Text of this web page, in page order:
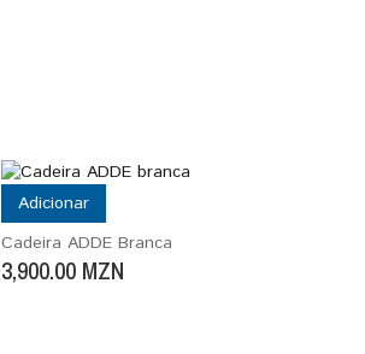
Adicionar
Cadeira ADDE Branca
3,900.00MZN